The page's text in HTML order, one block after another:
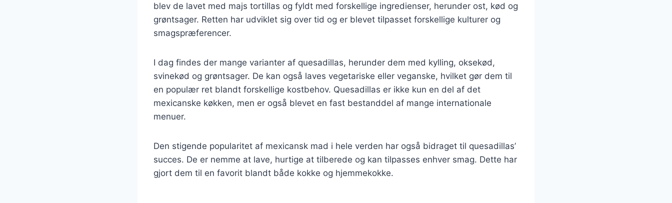
blev de lavet med majs tortillas og fyldt med forskellige ingredienser, herunder ost, kød og
grøntsager. Retten har udviklet sig over tid og er blevet tilpasset forskellige kulturer og
smagspræferencer.
I dag findes der mange varianter af quesadillas, herunder dem med kylling, oksekød,
svinekød og grøntsager. De kan også laves vegetariske eller veganske, hvilket gør dem til
en populær ret blandt forskellige kostbehov. Quesadillas er ikke kun en del af det
mexicanske køkken, men er også blevet en fast bestanddel af mange internationale
menuer.
Den stigende popularitet af mexicansk mad i hele verden har også bidraget til quesadillas’
succes. De er nemme at lave, hurtige at tilberede og kan tilpasses enhver smag. Dette har
gjort dem til en favorit blandt både kokke og hjemmekokke.